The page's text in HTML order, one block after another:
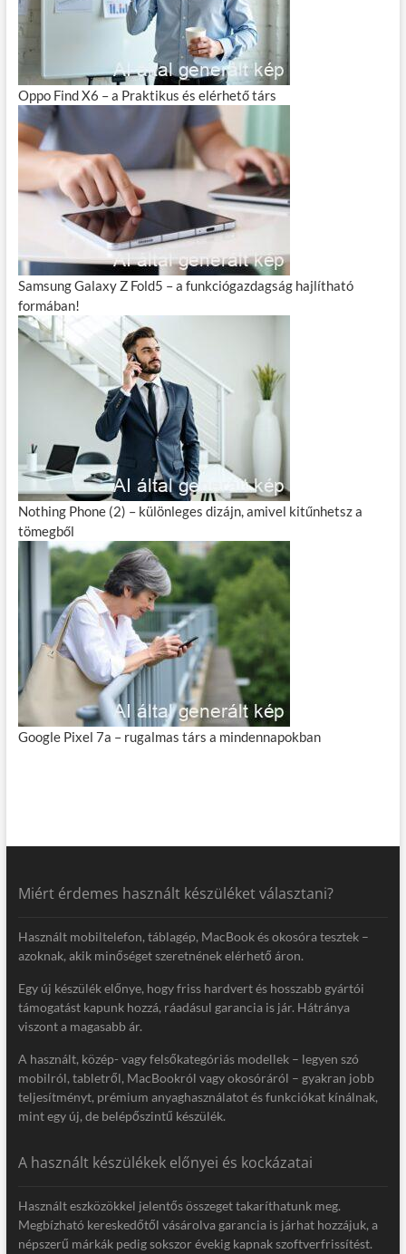
Oppo Find X6 – a Praktikus és elérhető társ
Samsung Galaxy Z Fold5 – a funkciógazdagság hajlítható
formában!
Nothing Phone (2) – különleges dizájn, amivel kitűnhetsz a
tömegből
Google Pixel 7a – rugalmas társ a mindennapokban
Miért érdemes használt készüléket választani?
Használt mobiltelefon, táblagép, MacBook és okosóra tesztek –
azoknak, akik minőséget szeretnének elérhető áron.
Egy új készülék előnye, hogy friss hardvert és hosszabb gyártói
támogatást kapunk hozzá, ráadásul garancia is jár. Hátránya
viszont a magasabb ár.
A használt, közép- vagy felsőkategóriás modellek – legyen szó
mobilról, tabletről, MacBookról vagy okosóráról – gyakran jobb
teljesítményt, prémium anyaghasználatot és funkciókat kínálnak,
mint egy új, de belépőszintű készülék.
A használt készülékek előnyei és kockázatai
Használt eszközökkel jelentős összeget takaríthatunk meg.
Megbízható kereskedőtől vásárolva garancia is járhat hozzájuk, a
népszerű márkák pedig sokszor évekig kapnak szoftverfrissítést.